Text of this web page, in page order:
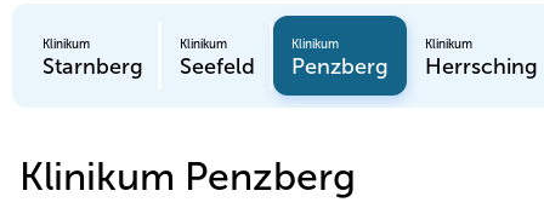
Klinikum
Starnberg
Klinikum
Seefeld
Klinikum
Penzberg
Klinikum
Herrsching
Klinikum Penzberg